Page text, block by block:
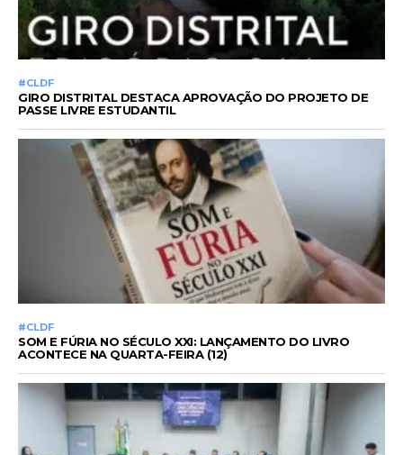
#CLDF
GIRO DISTRITAL DESTACA APROVAÇÃO DO PROJETO DE
PASSE LIVRE ESTUDANTIL
#CLDF
SOM E FÚRIA NO SÉCULO XXI: LANÇAMENTO DO LIVRO
ACONTECE NA QUARTA-FEIRA (12)